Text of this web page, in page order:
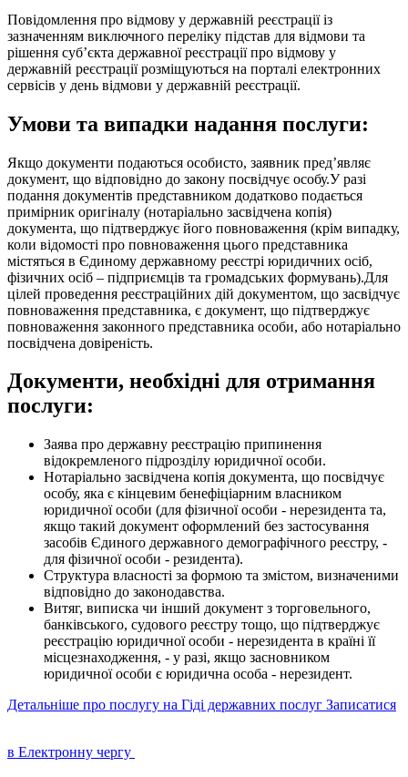
Повідомлення про відмову у державній реєстрації із
зазначенням виключного переліку підстав для відмови та
рішення суб’єкта державної реєстрації про відмову у
державній реєстрації розміщуються на порталі електронних
сервісів у день відмови у державній реєстрації.
Умови та випадки надання послуги:
Якщо документи подаються особисто, заявник пред’являє
документ, що відповідно до закону посвідчує особу.У разі
подання документів представником додатково подається
примірник оригіналу (нотаріально засвідчена копія)
документа, що підтверджує його повноваження (крім випадку,
коли відомості про повноваження цього представника
містяться в Єдиному державному реєстрі юридичних осіб,
фізичних осіб – підприємців та громадських формувань).Для
цілей проведення реєстраційних дій документом, що засвідчує
повноваження представника, є документ, що підтверджує
повноваження законного представника особи, або нотаріально
посвідчена довіреність.
Документи, необхідні для отримання
послуги:
Заява про державну реєстрацію припинення
відокремленого підрозділу юридичної особи.
Нотаріально засвідчена копія документа, що посвідчує
особу, яка є кінцевим бенефіціарним власником
юридичної особи (для фізичної особи - нерезидента та,
якщо такий документ оформлений без застосування
засобів Єдиного державного демографічного реєстру, -
для фізичної особи - резидента).
Структура власності за формою та змістом, визначеними
відповідно до законодавства.
Витяг, виписка чи інший документ з торговельного,
банківського, судового реєстру тощо, що підтверджує
реєстрацію юридичної особи - нерезидента в країні її
місцезнаходження, - у разі, якщо засновником
юридичної особи є юридична особа - нерезидент.
Детальніше про послугу на Гіді державних послуг Записатися
в Електронну чергу